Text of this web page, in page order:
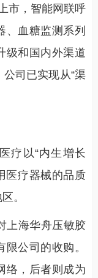
市，智能网联呼
、血糖监测系列
级和国内外渠道
司已实现从“渠
疗以“内生增长
医疗器械的品质
。
上海华舟压敏胶
公司的收购。
络，后者则成为